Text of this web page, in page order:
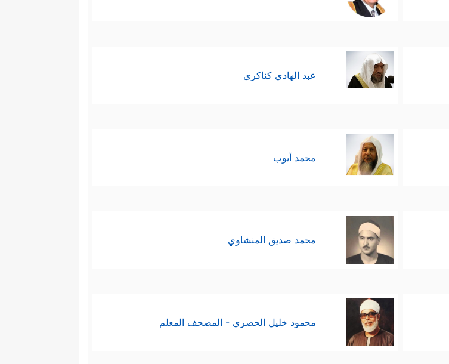
عبد الهادي كناكري
محمد أيوب
محمد صديق المنشاوي
محمود خليل الحصري - المصحف المعلم